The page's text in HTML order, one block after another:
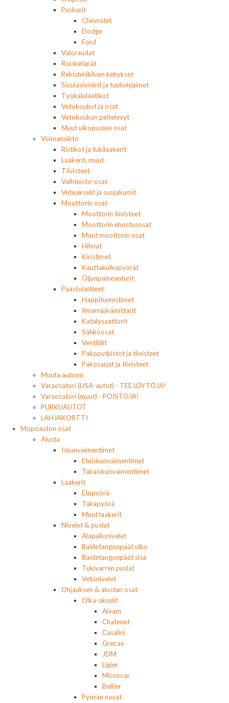
Puskurit
Chevrolet
Dodge
Ford
Valoraudat
Roiskeläpät
Rekisterikilven kehykset
Sivulasivisiirit ja tuuliohjaimet
Työkalulaatikot
Vetokoukut ja osat
Vetokoukun peitelevyt
Muut ulkopuolen osat
Voimansiirto
Ristikot ja tukilaakerit
Laakerit, muut
Tiivisteet
Vaihteisto-osat
Vetoakselit ja suojakumit
Moottorin osat
Moottorin tiivisteet
Moottorin ehostusosat
Muut moottorin osat
Hihnat
Kiristimet
Kauttakulkupyörät
Öljynpaineanturit
Päästölaitteet
Happitunnistimet
Ilmamäärämittarit
Katalysaattorit
Sähköosat
Venttiilit
Pakoputkistot ja tiivisteet
Pakosarjat ja tiivisteet
Muuta autoon
Varaosatori (USA-autot) - TEE LÖYTÖJÄ!
Varaosatori (muut) - POISTOJA!
PURKUAUTOT
LAHJAKORTTI
Mopoauton osat
Alusta
Iskunvaimentimet
Etuiskunvaimentimet
Takaiskunvaimentimet
Laakerit
Etupyörä
Takapyörä
Muut laakerit
Nivelet & puslat
Alapallonivelet
Raidetangonpäät ulko
Raidetangonpäät sisä
Tukivarren puslat
Vetonivelet
Ohjauksen & alustan osat
Olka-akselit
Aixam
Chatenet
Casalini
Grecav
JDM
Ligier
Microcar
Bellier
Pyörän navat